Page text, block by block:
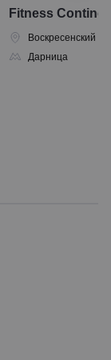
Fitness
Воскресенский
Дарница